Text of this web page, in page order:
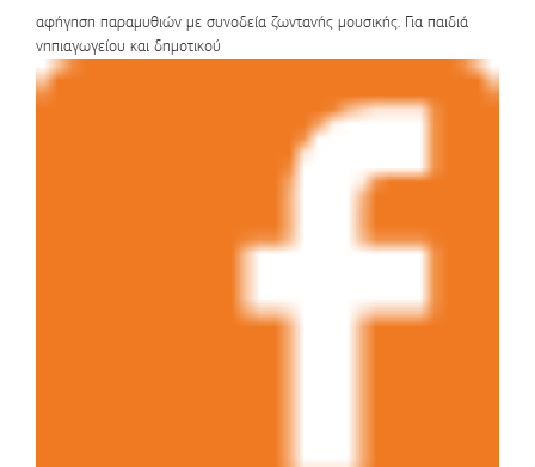
αφήγηση παραμυθιών με συνοδεία ζωντανής μουσικής. Για παιδιά
νηπιαγωγείου και δημοτικού